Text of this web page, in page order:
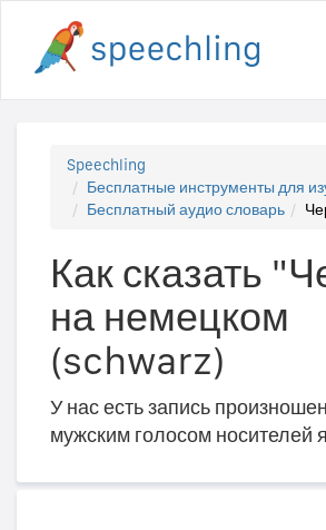
Speechling
Бесплатные инструменты для
Бесплатный аудио словарь
Как сказать
на немецком
(schwarz)
У нас есть запись
мужским голосом носителей